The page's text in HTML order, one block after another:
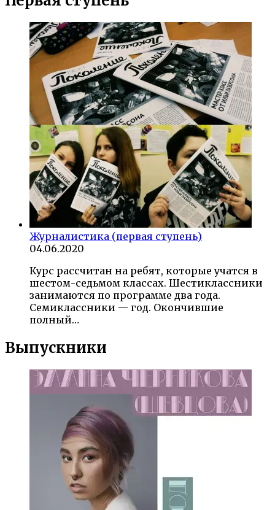
Журналистика (первая ступень)
04.06.2020
Курс рассчитан на ребят, которые учатся в
шестом-седьмом классах. Шестиклассники
занимаются по программе два года.
Семиклассники — год. Окончившие
полный…
Выпускники